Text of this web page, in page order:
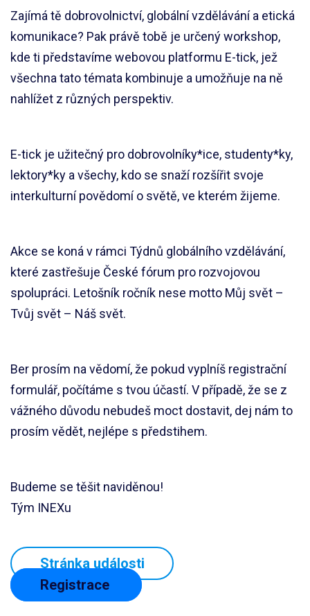
Zajímá tě dobrovolnictví, globální vzdělávání a etická
komunikace? Pak právě tobě je určený workshop,
kde ti představíme webovou platformu E-tick, jež
všechna tato témata kombinuje a umožňuje na ně
nahlížet z různých perspektiv.
E-tick je užitečný pro dobrovolníky*ice, studenty*ky,
lektory*ky a všechy, kdo se snaží rozšířit svoje
interkulturní povědomí o světě, ve kterém žijeme.
Akce se koná v rámci Týdnů globálního vzdělávání,
které zastřešuje České fórum pro rozvojovou
spolupráci. Letošník ročník nese motto Můj svět –
Tvůj svět – Náš svět.
Ber prosím na vědomí, že pokud vyplníš registrační
formulář, počítáme s tvou účastí. V případě, že se z
vážného důvodu nebudeš moct dostavit, dej nám to
prosím vědět, nejlépe s předstihem.
Budeme se těšit naviděnou!
Tým INEXu
Stránka události
Registrace